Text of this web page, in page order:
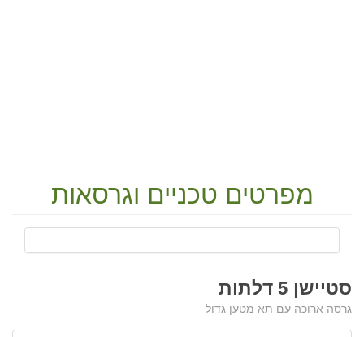
מפרטים טכניים וגרסאות
סטיישן 5 דלתות
גרסה ארוכה עם תא מטען גדול